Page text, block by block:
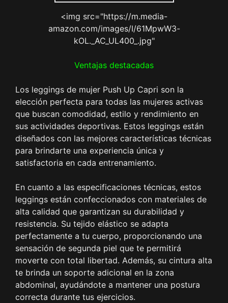
Compresión Pantalón
<img src="https://m.media-
amazon.com/images/I/61MpwW3-
kOL._AC_UL400_.jpg"
Ventajas destacadas
Los leggings de mujer Push Up Capri son la
elección perfecta para todas las mujeres activas
que buscan comodidad, estilo y rendimiento en
sus actividades deportivas. Estos leggings están
diseñados con las mejores características técnicas
para brindarte una experiencia única y
satisfactoria en cada entrenamiento.
En cuanto a las especificaciones técnicas, estos
leggings están confeccionados con materiales de
alta calidad que garantizan su durabilidad y
resistencia. Su tejido elástico se adapta
perfectamente a tu cuerpo, proporcionando una
sensación de segunda piel que te permitirá
moverte con total libertad. Además, su cintura alta
te brinda un soporte adicional en la zona
abdominal, ayudándote a mantener una postura
correcta durante tus ejercicios.